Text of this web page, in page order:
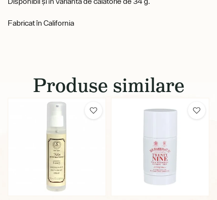
Fabricat în California
Produse similare